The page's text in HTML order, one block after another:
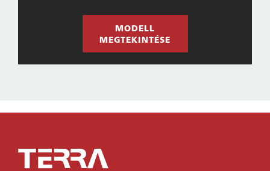
MODELL
MEGTEKINTÉSE